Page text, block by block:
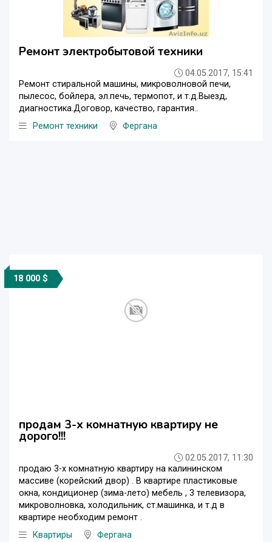
Ремонт электробытовой техники
04.05.2017, 15:41
Ремонт стиральной машины, микроволновой печи,
пылесос, бойлера, эл.печь, термопот, и т.д.Выезд,
диагностика.Договор, качество, гарантия..
Ремонт техники
Фергана
18 000 $
продам 3-х комнатную квартиру не
дорого!!!
02.05.2017, 11:30
продаю 3-х комнатную квартиру на калининском
массиве (корейский двор) . В квартире пластиковые
окна, кондиционер (зима-лето) мебель , 3 телевизора,
микроволновка, холодильник, ст.машинка, и т.д в
квартире необходим ремонт .
Квартиры
Фергана